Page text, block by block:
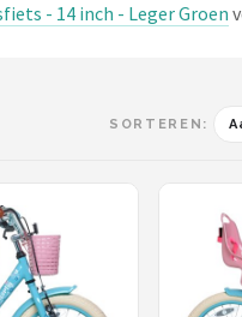
- 14 inch - Leger Groen
SORTEREN: